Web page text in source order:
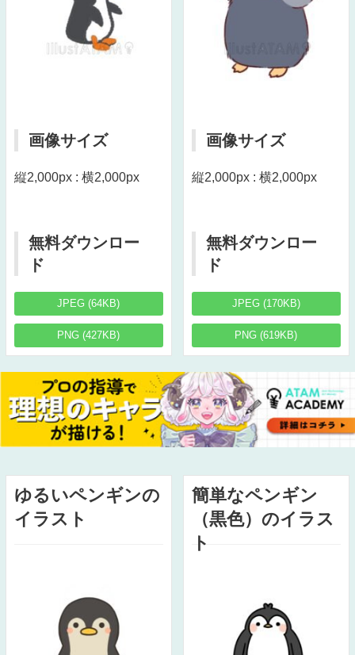
画像サイズ
縦2,000px : 横2,000px
無料ダウンロー
ド
JPEG (64KB)
PNG (427KB)
画像サイズ
縦2,000px : 横2,000px
無料ダウンロー
ド
JPEG (170KB)
PNG (619KB)
ゆるいペンギンの
イラスト
簡単なペンギン
（黒色）のイラス
ト